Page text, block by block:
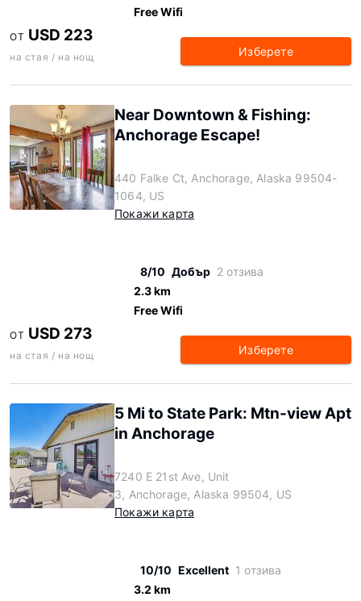
Free Wifi
ОТ USD 223
на стая / на нощ Изберете
Near Downtown & Fishing:
Anchorage Escape!
440 Falke Ct, Anchorage, Alaska 99504-
1064, US
Покажи карта
8/10 Добър 2 отзива
2.3 km
Free Wifi
ОТ USD 273
на стая / на нощ Изберете
5 Mi to State Park: Mtn-view Apt
in Anchorage
7240 E 21st Ave, Unit
3, Anchorage, Alaska 99504, US
Покажи карта
10/10 Excellent 1 отзива
3.2 km